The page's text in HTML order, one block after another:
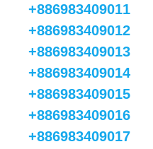
+886983409011
+886983409012
+886983409013
+886983409014
+886983409015
+886983409016
+886983409017